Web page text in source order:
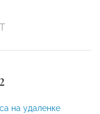
на удаленке